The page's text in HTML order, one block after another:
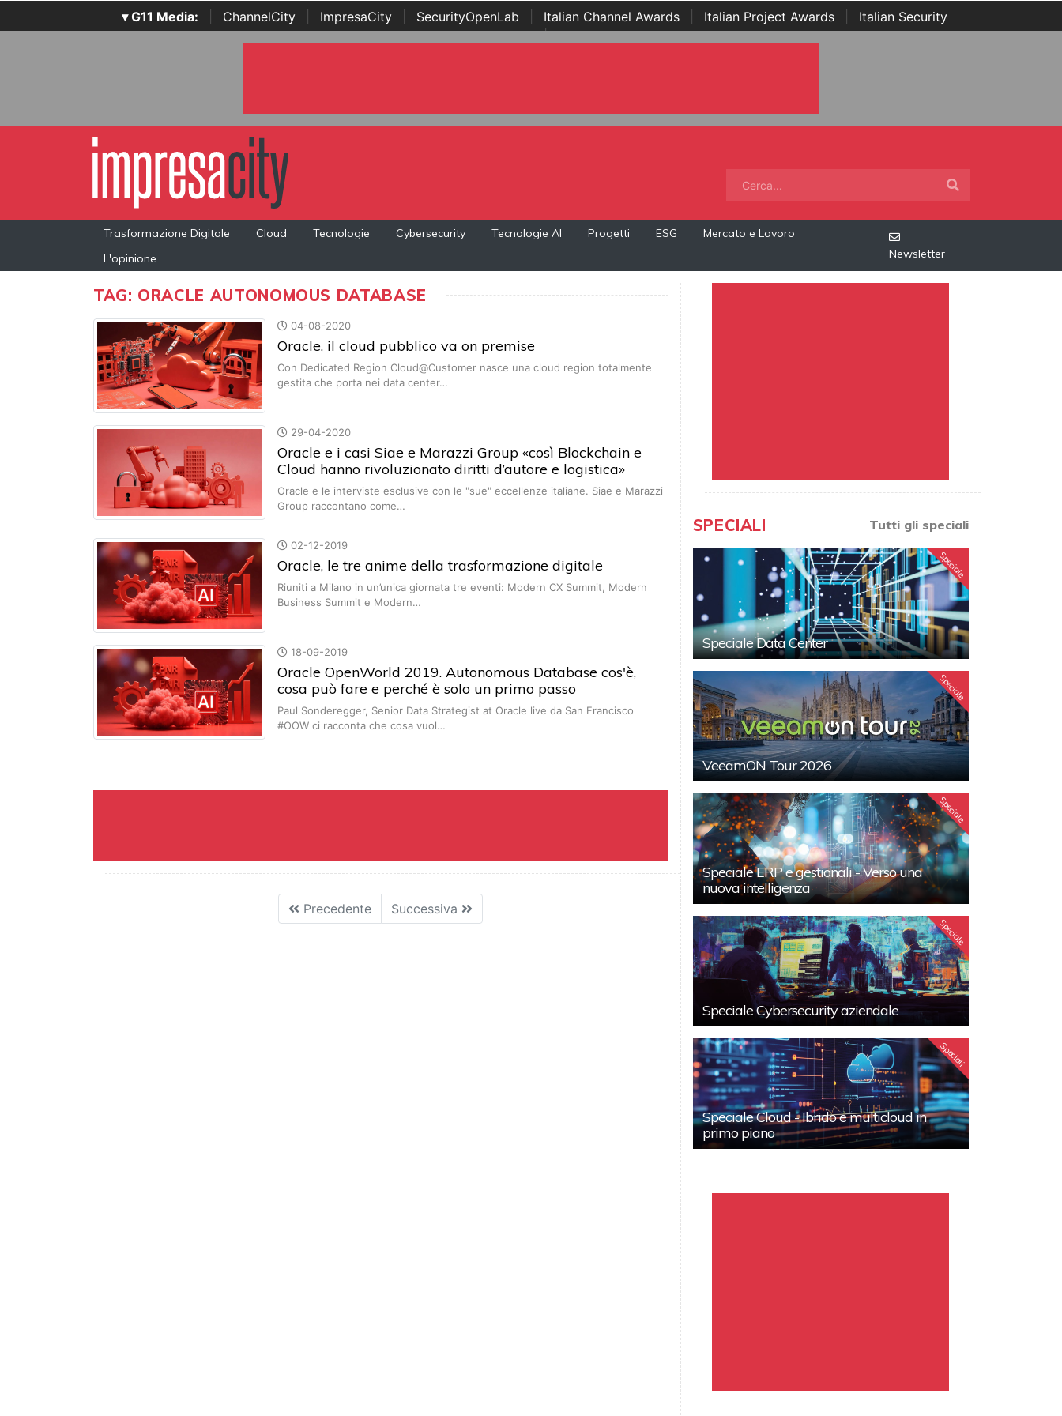
▾ G11 Media: ChannelCity ImpresaCity SecurityOpenLab Italian Channel Awards Italian Project Awards
Italian Security
Awards | ...
Trasformazione Digitale Cloud Tecnologie Cybersecurity Tecnologie AI Progetti ESG
Mercato e Lavoro
L'opinione
Newsletter
TAG: ORACLE AUTONOMOUS DATABASE
04-08-2020
Oracle, il cloud pubblico va on premise
Con Dedicated Region Cloud@Customer nasce una cloud region totalmente
gestita che porta nei data center…
29-04-2020
Oracle e i casi Siae e Marazzi Group «così Blockchain e
Cloud hanno rivoluzionato diritti d’autore e logistica»
Oracle e le interviste esclusive con le "sue" eccellenze italiane. Siae e Marazzi
Group raccontano come…
02-12-2019
Oracle, le tre anime della trasformazione digitale
Riuniti a Milano in un’unica giornata tre eventi: Modern CX Summit, Modern
Business Summit e Modern…
18-09-2019
Oracle OpenWorld 2019. Autonomous Database cos'è,
cosa può fare e perché è solo un primo passo
Paul Sonderegger, Senior Data Strategist at Oracle live da San Francisco
#OOW ci racconta che cosa vuol…
Precedente Successiva
SPECIALI Tutti gli speciali
Speciale
Speciale Data Center
Speciale
VeeamON Tour 2026
Speciale
Speciale ERP e gestionali - Verso una
nuova intelligenza
Speciale
Speciale Cybersecurity aziendale
Speciali
Speciale Cloud - Ibrido e multicloud in
primo piano